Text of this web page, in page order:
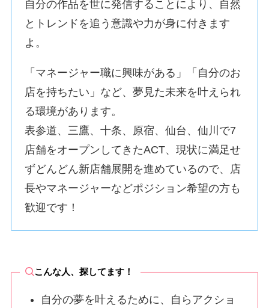
自分の作品を世に発信することにより、自然
とトレンドを追う意識や力が身に付きます
よ。
「マネージャー職に興味がある」「自分のお
店を持ちたい」など、夢見た未来を叶えられ
る環境があります。
表参道、三鷹、十条、原宿、仙台、仙川で7
店舗をオープンしてきたACT、現状に満足せ
ずどんどん新店舗展開を進めているので、店
長やマネージャーなどポジション希望の方も
歓迎です！
こんな人、探してます！
自分の夢を叶えるために、自らアクショ